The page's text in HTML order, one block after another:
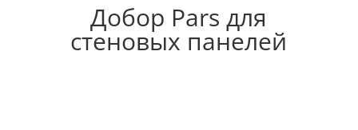
Добор Pars для
стеновых панелей